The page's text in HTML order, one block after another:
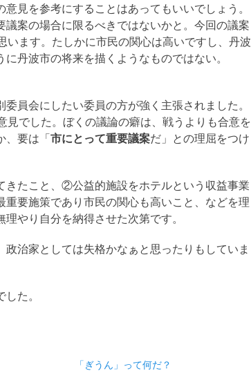
見を参考にすることはあってもいいでしょう。
案の場合に限るべきではないかと。今回の議案
ます。たしかに市民の関心は高いですし、丹波
丹波市の将来を描くようなものではない。
員会にしたい委員の方が強く主張されました。
でした。ぼくの議論の癖は、戦うよりも合意を
、要は「市にとって重要議案だ」との理屈をつけ
たこと、②公益的施設をホテルという収益事業
要施策であり市民の関心も高いこと、などを理
やり自分を納得させた次第です。
治家としては失格かなぁと思ったりもしていま
た。
「ぎうん」って何だ？